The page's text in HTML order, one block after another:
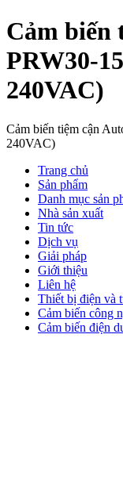
Cảm biến
PRW30-
240VAC)
Cảm biến tiệm cận
240VAC)
Trang chủ
Sản phẩm
Danh mục sản
Nhà sản xuất
Tin tức
Dịch vụ
Giải pháp
Giới thiệu
Liên hệ
Thiết bị điện và
Cảm biến công
Cảm biến điện